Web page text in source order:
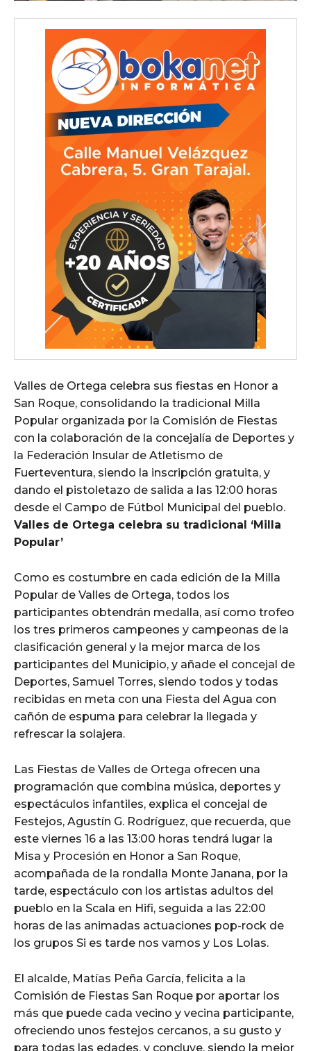
Valles de Ortega celebra sus fiestas en Honor a
San Roque, consolidando la tradicional Milla
Popular organizada por la Comisión de Fiestas
con la colaboración de la concejalía de Deportes y
la Federación Insular de Atletismo de
Fuerteventura, siendo la inscripción gratuita, y
dando el pistoletazo de salida a las 12:00 horas
desde el Campo de Fútbol Municipal del pueblo.
Valles de Ortega celebra su tradicional ‘Milla
Popular’
Como es costumbre en cada edición de la Milla
Popular de Valles de Ortega, todos los
participantes obtendrán medalla, así como trofeo
los tres primeros campeones y campeonas de la
clasificación general y la mejor marca de los
participantes del Municipio, y añade el concejal de
Deportes, Samuel Torres, siendo todos y todas
recibidas en meta con una Fiesta del Agua con
cañón de espuma para celebrar la llegada y
refrescar la solajera.
Las Fiestas de Valles de Ortega ofrecen una
programación que combina música, deportes y
espectáculos infantiles, explica el concejal de
Festejos, Agustín G. Rodríguez, que recuerda, que
este viernes 16 a las 13:00 horas tendrá lugar la
Misa y Procesión en Honor a San Roque,
acompañada de la rondalla Monte Janana, por la
tarde, espectáculo con los artistas adultos del
pueblo en la Scala en Hifi, seguida a las 22:00
horas de las animadas actuaciones pop-rock de
los grupos Si es tarde nos vamos y Los Lolas.
El alcalde, Matías Peña García, felicita a la
Comisión de Fiestas San Roque por aportar los
más que puede cada vecino y vecina participante,
ofreciendo unos festejos cercanos, a su gusto y
para todas las edades, y concluye, siendo la mejor